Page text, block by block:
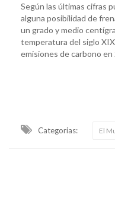
Según las últimas cifras
alguna posibilidad de
un grado y medio
temperatura del siglo
emisiones de carbono en
Categorias: El